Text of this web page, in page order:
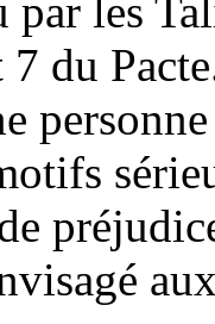
par les
du